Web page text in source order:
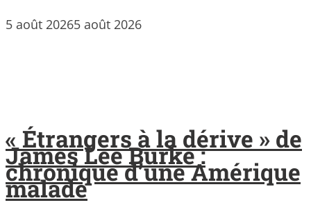
5 août 20265 août 2026
« Étrangers à la dérive » de
James Lee Burke :
chronique d’une Amérique
malade